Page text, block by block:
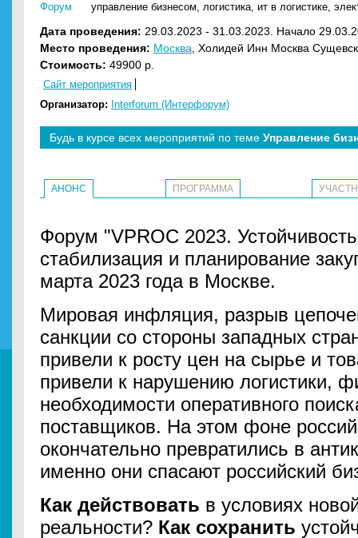
Форум управление бизнесом, логистика, ит в логистике,
Дата проведения: 29.03.2023 - 31.03.2023. Начало
Место проведения: Москва , Холидей Инн Москва
Стоимость: 49900 р.
Сайт мероприятия
Организатор: Interforum (Интерфорум)
Будь в курсе всех мероприятий по теме Управление
АНОНС ПРОГРАММА
Форум "VPROC 2023.
стабилизация и планирование
марта 2023 года в Москве.
Мировая инфляция, разрыв
санкции со стороны западных
привели к росту цен на сырье и
привели к нарушению логистики,
необходимости оперативного
поставщиков. На этом фоне
окончательно превратились в
именно они спасают российский
Как действовать в условиях
реальности? Как сохранить